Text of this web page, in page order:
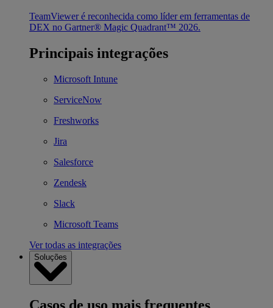
TeamViewer é reconhecida como líder em ferramentas de
DEX no Gartner® Magic Quadrant™ 2026.
Principais integrações
Microsoft Intune
ServiceNow
Freshworks
Jira
Salesforce
Zendesk
Slack
Microsoft Teams
Ver todas as integrações
Soluções